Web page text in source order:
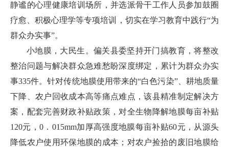
静谧的心理健康培训场所，并选派骨干工作人员参加鼓圈
疗愈、积极心理学等专项培训，切实在学习教育中践行“为
群众办实事”。
小地膜，大民生。偏关县委坚持开门搞教育，将整改
整治问题与解决群众急难愁盼深度绑定，累计为群众办实
事335件。针对传统地膜使用带来的“白色污染”、耕地质量
下降、农户回收成本高等痛点难点，该县精准制定解决方
案，配套完善财政补贴政策，对全生物降解地膜每亩补贴
120元，0．015mm加厚高强度地膜每亩补贴60元，从源头
降低农户使用环保地膜的成本；对农户捡拾的废旧地膜给